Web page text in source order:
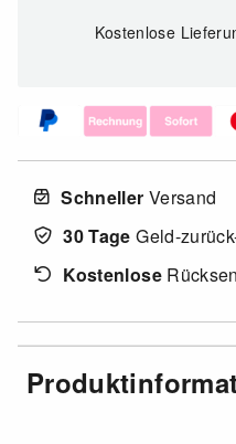
Kostenlose
Schneller Versand
30 Tage Geld-
Kostenlose